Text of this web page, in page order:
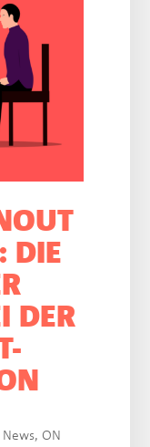
DIE
DER
News, ON